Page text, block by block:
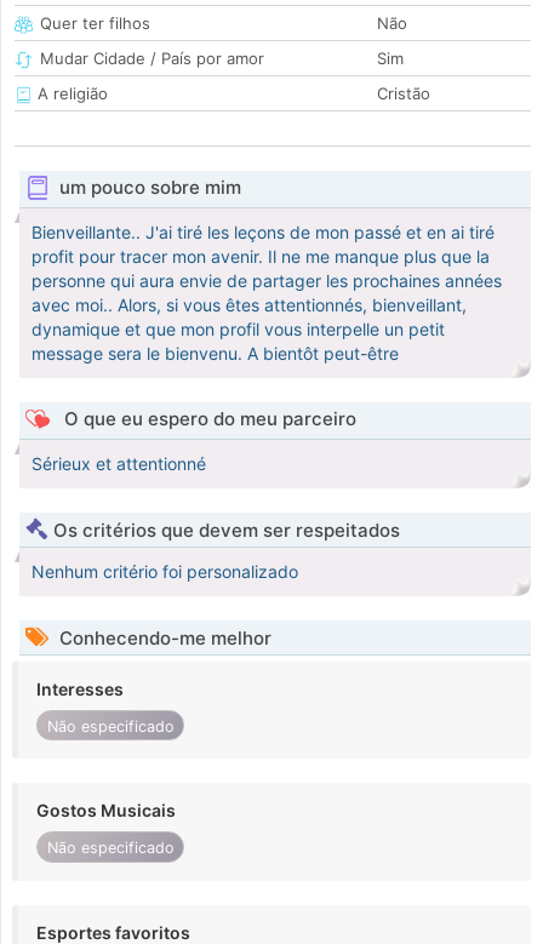
Quer ter filhos
Não
Mudar Cidade / País por amor
Sim
A religião
Cristão
um pouco sobre mim
Bienveillante.. J'ai tiré les leçons de mon passé et en ai tiré
profit pour tracer mon avenir. Il ne me manque plus que la
personne qui aura envie de partager les prochaines années
avec moi.. Alors, si vous êtes attentionnés, bienveillant,
dynamique et que mon profil vous interpelle un petit
message sera le bienvenu. A bientôt peut-être
O que eu espero do meu parceiro
Sérieux et attentionné
Os critérios que devem ser respeitados
Nenhum critério foi personalizado
Conhecendo-me melhor
Interesses
Não especificado
Gostos Musicais
Não especificado
Esportes favoritos